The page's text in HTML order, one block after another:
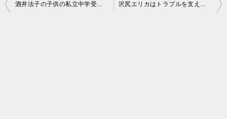
投
酒井法子の子供の私立中学受験奮闘！長男が選んだのは学費が安いところ 沢尻エリカはトラブルを支えた母のためにレストラン開業の夢も